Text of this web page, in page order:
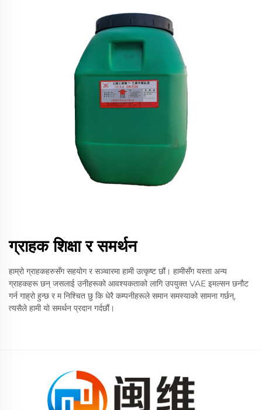
ग्राहक शिक्षा र समर्थन
हाम्रो ग्राहकहरुसँग सहयोग र सञ्चारमा हामी उत्कृष्ट छौं। हामीसँग यस्ता अन्य
ग्राहकहरू छन् जसलाई उनीहरूको आवश्यकताको लागि उपयुक्त VAE इमल्सन छनौट
गर्न गाह्रो हुन्छ र म निश्चित छु कि धेरै कम्पनीहरूले समान समस्याको सामना गर्छन्,
त्यसैले हामी यो समर्थन प्रदान गर्दछौं।